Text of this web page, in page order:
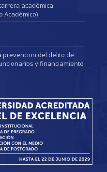
académica
Académico)
prevencion del delito de
y financiamiento